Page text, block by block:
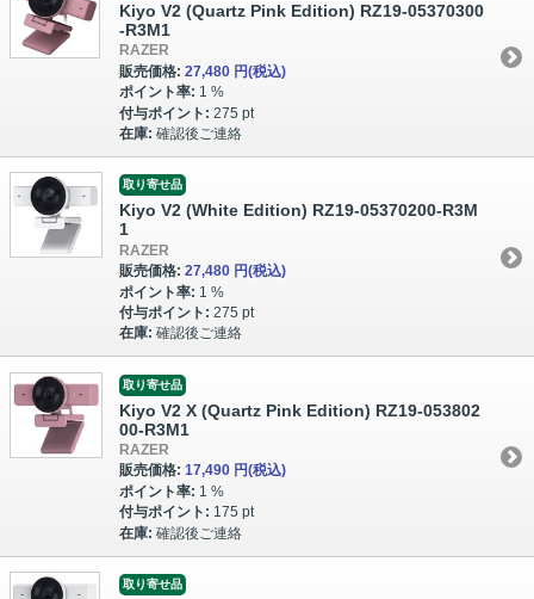
Kiyo V2 (Quartz Pink Edition) RZ19-05370300
-R3M1
RAZER
販売価格: 27,480 円(税込)
ポイント率: 1 %
付与ポイント: 275 pt
在庫: 確認後ご連絡
取り寄せ品
Kiyo V2 (White Edition) RZ19-05370200-R3M
1
RAZER
販売価格: 27,480 円(税込)
ポイント率: 1 %
付与ポイント: 275 pt
在庫: 確認後ご連絡
取り寄せ品
Kiyo V2 X (Quartz Pink Edition) RZ19-053802
00-R3M1
RAZER
販売価格: 17,490 円(税込)
ポイント率: 1 %
付与ポイント: 175 pt
在庫: 確認後ご連絡
取り寄せ品